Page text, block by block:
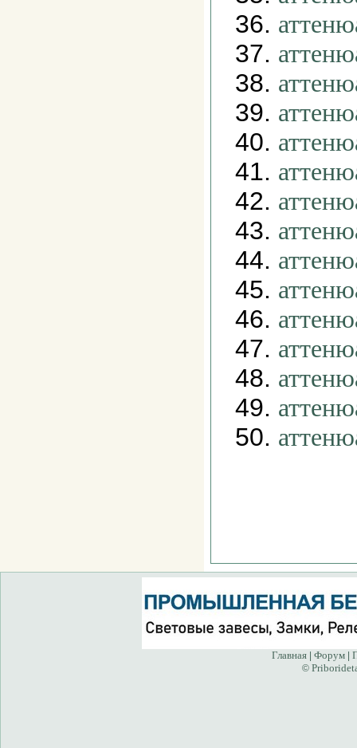
36.
37.
38.
39.
40.
41.
42.
43.
44.
45.
46.
47.
48.
49.
50.
Главная Форум
©